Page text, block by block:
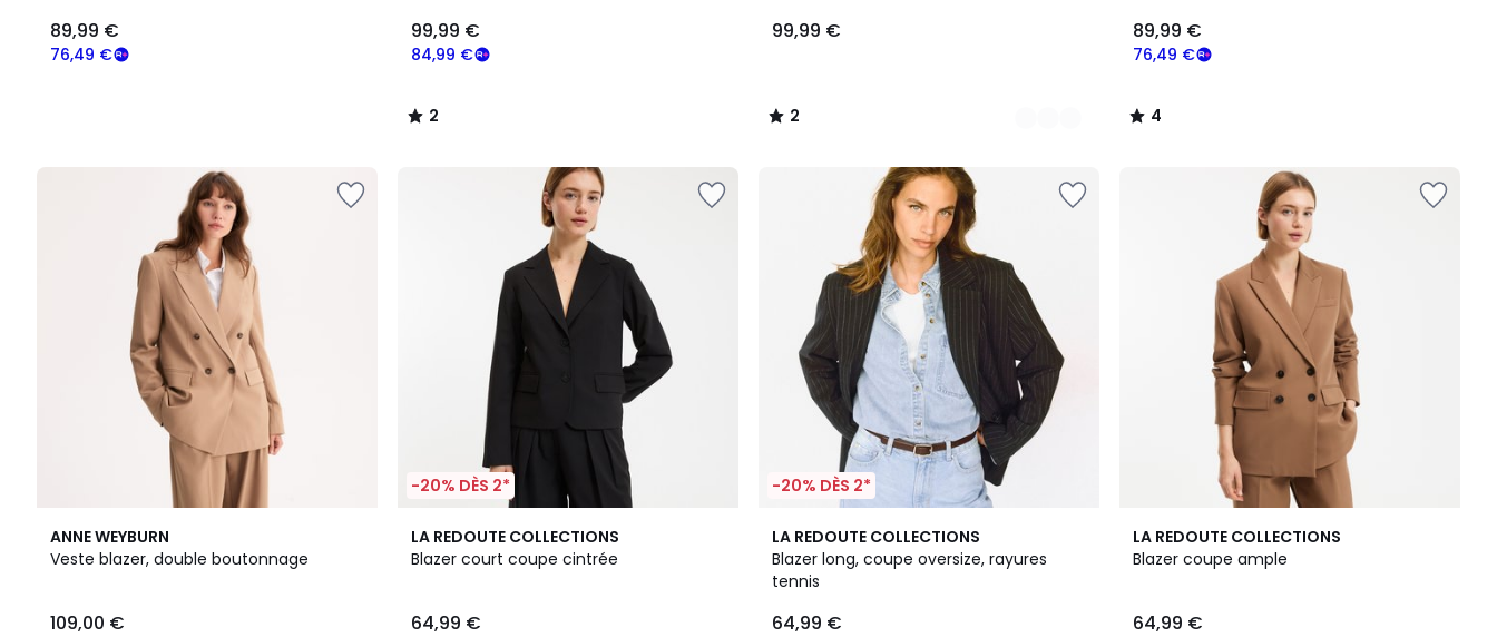
76,49 €
89,99 €
84,99 €
99,99 €
2
/
99,99 €
2
/
76,49 €
89,99 €
4
/
ANNE WEYBURN
Veste blazer, double boutonnage
109,00 €
4
/
-20% DÈS 2*
LA REDOUTE COLLECTIONS
Blazer court coupe cintrée
64,99 €
4
/
-20% DÈS 2*
LA REDOUTE COLLECTIONS
Blazer long, coupe oversize, rayures
tennis
64,99 €
4,6
/ 5
LA REDOUTE COLLECTIONS
Blazer coupe ample
64,99 €
4,5
/ 5
2
Couleurs